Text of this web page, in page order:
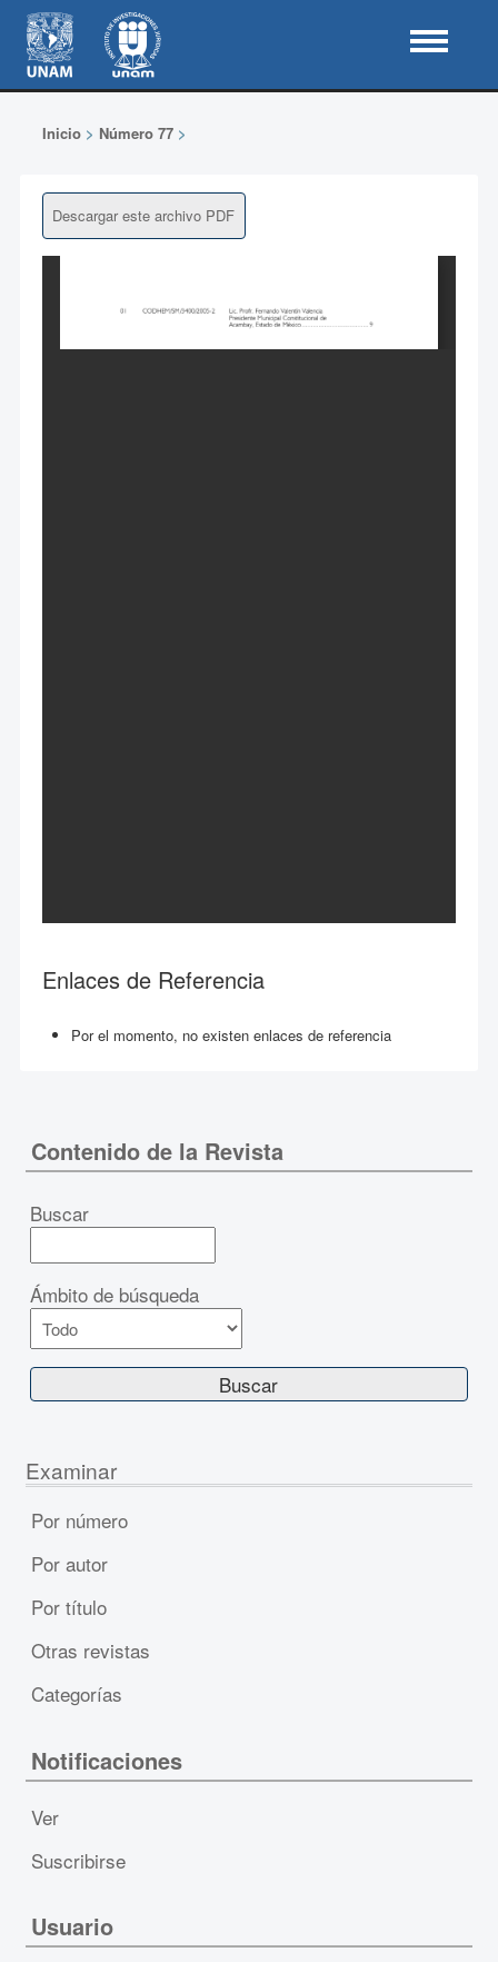
Inicio> Número 77>
Descargar este archivo PDF
Enlaces de Referencia
Por el momento, no existen enlaces de referencia
Contenido de la Revista
Buscar
Ámbito de búsqueda
Examinar
Por número
Por autor
Por título
Otras revistas
Categorías
Notificaciones
Ver
Suscribirse
Usuario